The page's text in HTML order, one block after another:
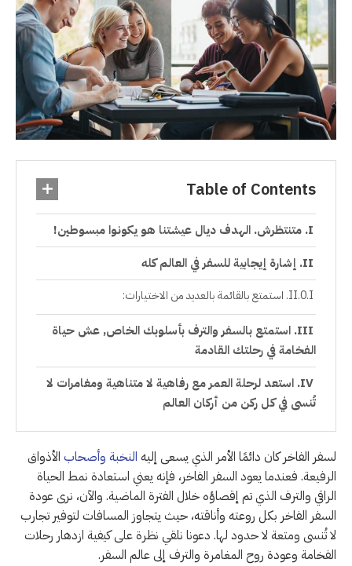
Table of Contents
متنتظرش. الهدف ديال عيشتنا هو يكونوا مبسوطين!
إشارة إيجابية للسفر في العالم كله
استمتع بالقائمة بالعديد من الاختيارات:
استمتع بالسفر والترف بأسلوبك الخاص, عش حياة
الفخامة في رحلتك القادمة
استعد لرحلة العمر مع رفاهية لا متناهية ومغامرات لا
تُنسى في كل ركن من أركان العالم
لسفر الفاخر كان دائمًا الأمر الذي يسعى إليه النخبة وأصحاب الأذواق
الرفيعة. فعندما يعود السفر الفاخر، فإنه يعني استعادة نمط الحياة
الراقي والترف الذي تم إقصاؤه خلال الفترة الماضية. والآن، نرى عودة
السفر الفاخر بكل روعته وأناقته، حيث يتجاوز المسافات لتوفير تجارب
لا تُنسى ومتعة لا حدود لها. دعونا نلقي نظرة على كيفية ازدهار رحلات
الفخامة وعودة روح المغامرة والترف إلى عالم السفر.